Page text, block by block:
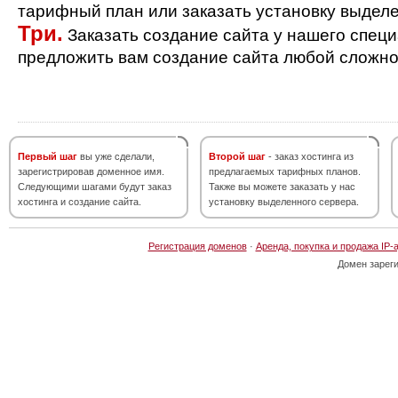
тарифный план или заказать установку
Три. Заказать создание сайта у нашего
предложить вам создание сайта любой
Первый шаг вы уже сделали,
зарегистрировав доменное имя.
Следующими шагами будут заказ
хостинга и создание сайта.
Второй шаг - заказ хостинга из
предлагаемых тарифных планов.
Также вы можете заказать у нас
установку выделенного сервера.
Регистрация доменов· Аренда, покупка и продажа IP-
Домен